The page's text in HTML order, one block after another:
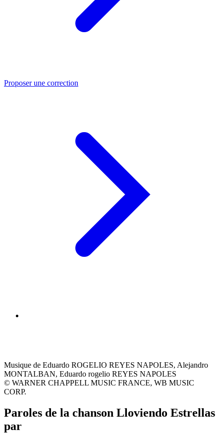
Proposer une correction
Musique de Eduardo ROGELIO REYES NAPOLES, Alejandro
MONTALBAN, Eduardo rogelio REYES NAPOLES
© WARNER CHAPPELL MUSIC FRANCE, WB MUSIC
CORP.
Paroles de la chanson Lloviendo Estrellas
par